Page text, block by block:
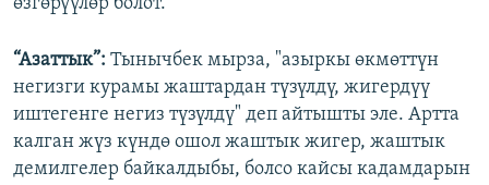
өзгөрүүлөр болот.
“Азаттык”: Тынычбек мырза, "азыркы өкмөттүн
негизги курамы жаштардан түзүлдү, жигердүү
иштегенге негиз түзүлдү" деп айтышты эле. Артта
калган жүз күндө ошол жаштык жигер, жаштык
демилгелер байкалдыбы, болсо кайсы кадамдарын